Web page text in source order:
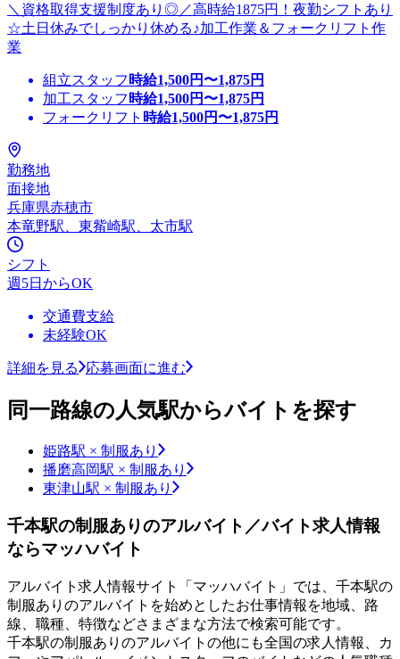
＼資格取得支援制度あり◎／高時給1875円！夜勤シフトあり
☆土日休みでしっかり休める♪加工作業＆フォークリフト作
業
組立スタッフ 時給1,500円〜1,875円
加工スタッフ 時給1,500円〜1,875円
フォークリフト 時給1,500円〜1,875円
勤務地
面接地
兵庫県赤穂市
本竜野駅、東觜崎駅、太市駅
シフト
週5日からOK
交通費支給
未経験OK
詳細を見る 応募画面に進む
同一路線の人気駅からバイトを探す
姫路駅 × 制服あり
播磨高岡駅 × 制服あり
東津山駅 × 制服あり
千本駅の制服ありのアルバイト／バイト求人情報
ならマッハバイト
アルバイト求人情報サイト「マッハバイト」では、千本駅の
制服ありのアルバイトを始めとしたお仕事情報を地域、路
線、職種、特徴などさまざまな方法で検索可能です。
千本駅の制服ありのアルバイトの他にも全国の求人情報、カ